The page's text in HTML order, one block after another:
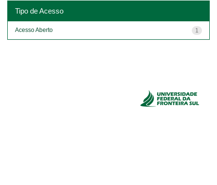
Tipo de Acesso
1
Acesso Aberto